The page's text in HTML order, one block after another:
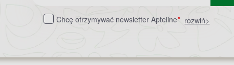
do
Chcę otrzymywać newsletter Apteline* rozwiń>